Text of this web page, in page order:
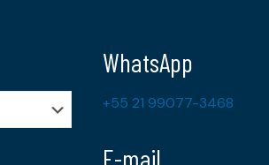
WhatsApp
+55 21 99077-3468
E-mail